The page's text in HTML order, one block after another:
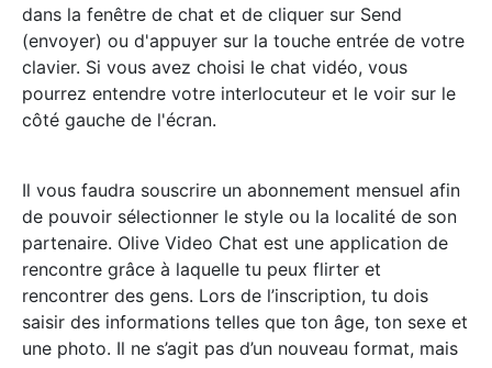
dans la fenêtre de chat et de cliquer sur Send
(envoyer) ou d'appuyer sur la touche entrée de votre
clavier. Si vous avez choisi le chat vidéo, vous
pourrez entendre votre interlocuteur et le voir sur le
côté gauche de l'écran.
Il vous faudra souscrire un abonnement mensuel afin
de pouvoir sélectionner le style ou la localité de son
partenaire. Olive Video Chat est une application de
rencontre grâce à laquelle tu peux flirter et
rencontrer des gens. Lors de l’inscription, tu dois
saisir des informations telles que ton âge, ton sexe et
une photo. Il ne s’agit pas d’un nouveau format, mais